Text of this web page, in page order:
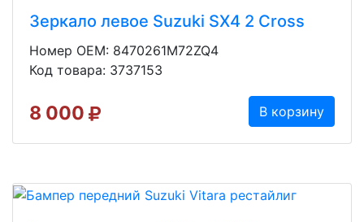
Зеркало левое Suzuki SX4 2 Cross
Номер OEM: 8470261M72ZQ4
Код товара: 3737153
8 000 В корзину